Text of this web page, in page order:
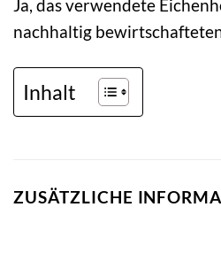
Ja, das verwendete
nachhaltig
Inhalt
ZUSÄTZLICHE